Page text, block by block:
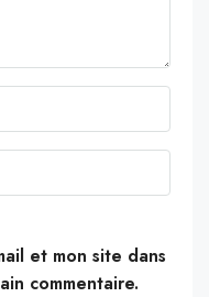
et mon site dans
commentaire.